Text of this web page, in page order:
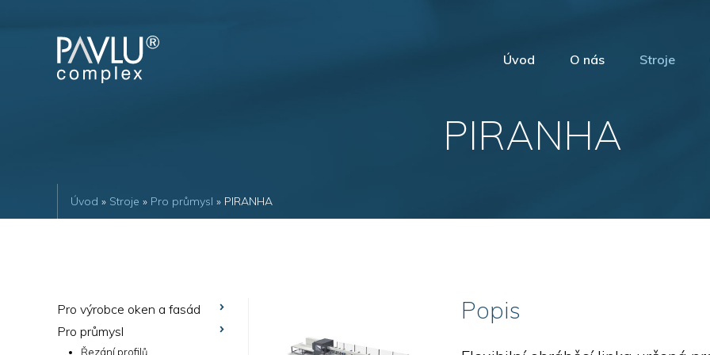
Úvod O nás Stroje
PIRANHA
Úvod » Stroje » Pro průmysl » PIRANHA
Pro výrobce oken a fasád
Pro průmysl
Řezání profilů
Popis